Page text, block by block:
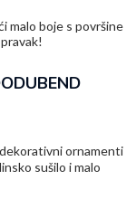
malo boje s površine
ornamenti
sušilo i malo